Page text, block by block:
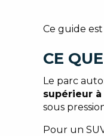
Ce guide
CE
Le parc
supérieur à
sous
Pour un